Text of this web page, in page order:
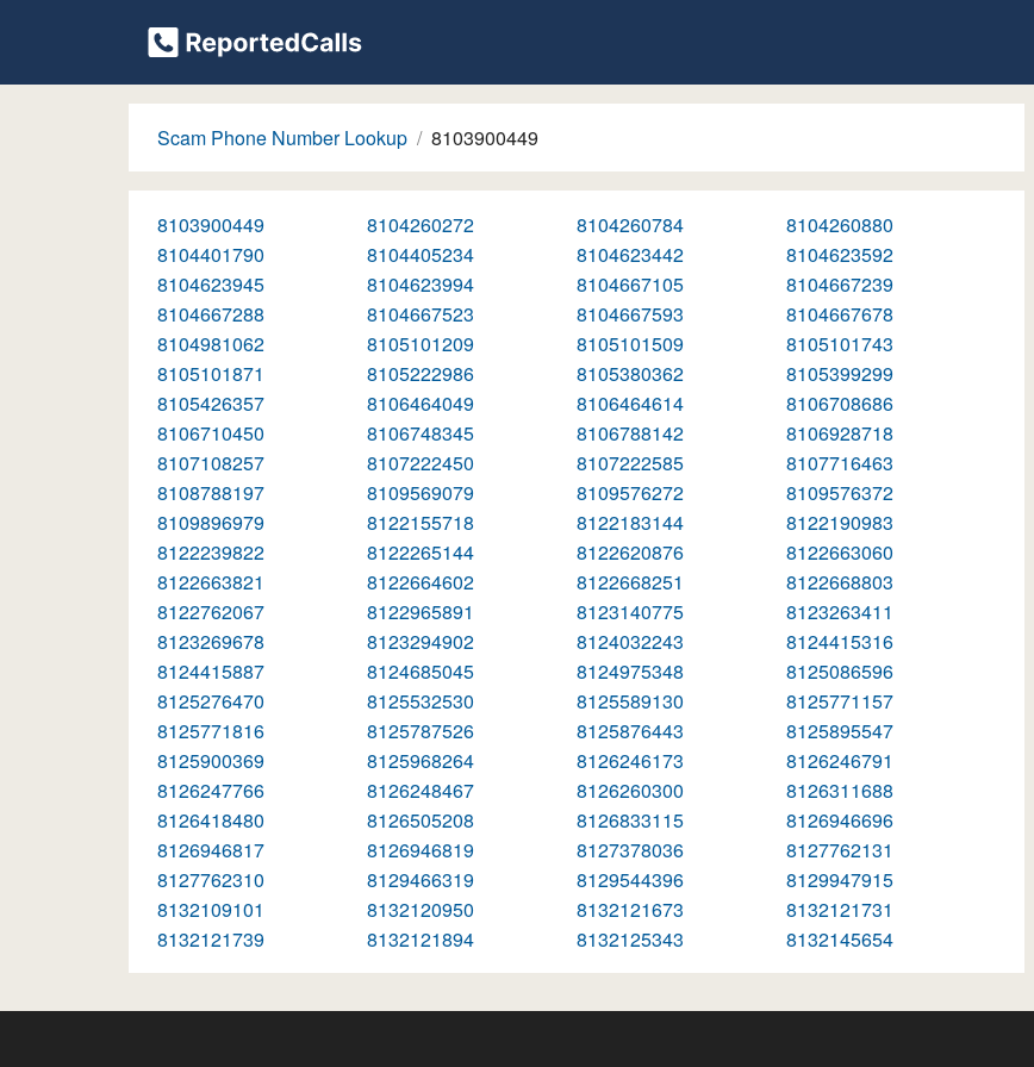
Scam Phone Number Lookup 8103900449
8103900449 8104260272 8104260784
8104260880
8104401790
8104405234 8104623442
8104623592
8104623945
8104623994 8104667105
8104667239
8104667288
8104667523 8104667593
8104667678
8104981062
8105101209 8105101509
8105101743
8105101871
8105222986 8105380362
8105399299
8105426357
8106464049 8106464614
8106708686
8106710450
8106748345 8106788142
8106928718
8107108257
8107222450 8107222585
8107716463
8108788197
8109569079 8109576272
8109576372
8109896979
8122155718 8122183144
8122190983
8122239822
8122265144 8122620876
8122663060
8122663821
8122664602 8122668251
8122668803
8122762067
8122965891 8123140775
8123263411
8123269678
8123294902 8124032243
8124415316
8124415887
8124685045 8124975348
8125086596
8125276470
8125532530 8125589130
8125771157
8125771816
8125787526 8125876443
8125895547
8125900369
8125968264 8126246173
8126246791
8126247766
8126248467 8126260300
8126311688
8126418480
8126505208 8126833115
8126946696
8126946817
8126946819 8127378036
8127762131
8127762310
8129466319 8129544396
8129947915
8132109101
8132120950 8132121673
8132121731
8132121739
8132121894 8132125343 8132145654